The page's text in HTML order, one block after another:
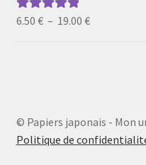
Note5.00sur
6.50 € – 19.00 €Plage
© Papiers japonais - Mon
Politique de